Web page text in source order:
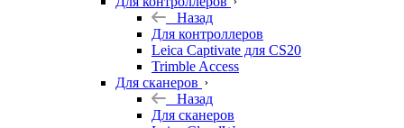
Назад
Для контроллеров
Leica Captivate для CS20
Trimble Access
Для сканеров
Назад
Для сканеров